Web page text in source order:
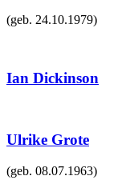
(geb. 24.10.1979)
Ian Dickinson
Ulrike Grote
(geb. 08.07.1963)